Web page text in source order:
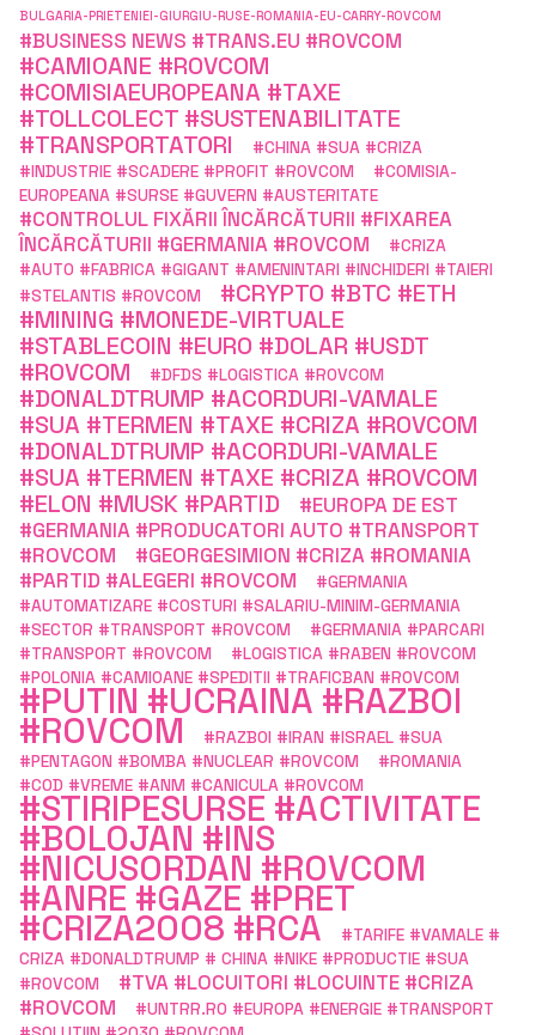
BULGARIA-PRIETENIEI-GIURGIU-RUSE-ROMANIA-EU-CARRY-ROVCOM
#BUSINESS NEWS #TRANS.EU #ROVCOM
#CAMIOANE #ROVCOM
#COMISIAEUROPEANA #TAXE
#TOLLCOLECT #SUSTENABILITATE
#TRANSPORTATORI
#CHINA #SUA #CRIZA
#INDUSTRIE #SCADERE #PROFIT #ROVCOM
#COMISIA-
EUROPEANA #SURSE #GUVERN #AUSTERITATE
#CONTROLUL FIXĂRII ÎNCĂRCĂTURII #FIXAREA
ÎNCĂRCĂTURII #GERMANIA #ROVCOM
#CRIZA
#AUTO #FABRICA #GIGANT #AMENINTARI #INCHIDERI #TAIERI
#STELANTIS #ROVCOM
#CRYPTO #BTC #ETH
#MINING #MONEDE-VIRTUALE
#STABLECOIN #EURO #DOLAR #USDT
#ROVCOM
#DFDS #LOGISTICA #ROVCOM
#DONALDTRUMP #ACORDURI-VAMALE
#SUA #TERMEN #TAXE #CRIZA #ROVCOM
#DONALDTRUMP #ACORDURI-VAMALE
#SUA #TERMEN #TAXE #CRIZA #ROVCOM
#ELON #MUSK #PARTID
#EUROPA DE EST
#GERMANIA #PRODUCATORI AUTO #TRANSPORT
#ROVCOM
#GEORGESIMION #CRIZA #ROMANIA
#PARTID #ALEGERI #ROVCOM
#GERMANIA
#AUTOMATIZARE #COSTURI #SALARIU-MINIM-GERMANIA
#SECTOR #TRANSPORT #ROVCOM
#GERMANIA #PARCARI
#TRANSPORT #ROVCOM
#LOGISTICA #RABEN #ROVCOM
#POLONIA #CAMIOANE #SPEDITII #TRAFICBAN #ROVCOM
#PUTIN #UCRAINA #RAZBOI
#ROVCOM
#RAZBOI #IRAN #ISRAEL #SUA
#PENTAGON #BOMBA #NUCLEAR #ROVCOM
#ROMANIA
#COD #VREME #ANM #CANICULA #ROVCOM
#STIRIPESURSE #ACTIVITATE
#BOLOJAN #INS
#NICUSORDAN #ROVCOM
#ANRE #GAZE #PRET
#CRIZA2008 #RCA
#TARIFE #VAMALE #
CRIZA #DONALDTRUMP # CHINA #NIKE #PRODUCTIE #SUA
#ROVCOM
#TVA #LOCUITORI #LOCUINTE #CRIZA
#ROVCOM
#UNTRR.RO #EUROPA #ENERGIE #TRANSPORT